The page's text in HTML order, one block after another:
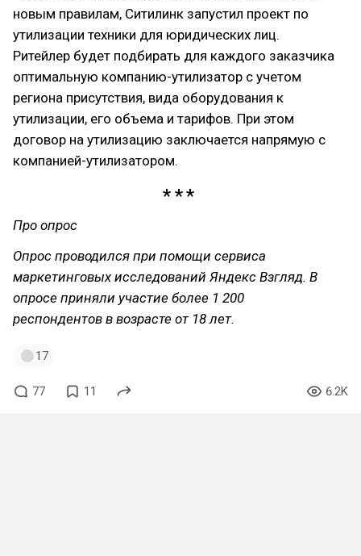
новым правилам, Ситилинк запустил проект по
утилизации техники для юридических лиц.
Ритейлер будет подбирать для каждого заказчика
оптимальную компанию-утилизатор с учетом
региона присутствия, вида оборудования к
утилизации, его объема и тарифов. При этом
договор на утилизацию заключается напрямую с
компанией-утилизатором.
Про опрос
Опрос проводился при помощи сервиса
маркетинговых исследований Яндекс Взгляд. В
опросе приняли участие более 1 200
респондентов в возрасте от 18 лет.
17
77 11 6.2K